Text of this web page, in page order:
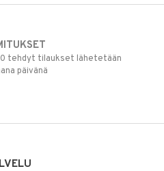
tehdyt tilaukset lähetetään
päivänä